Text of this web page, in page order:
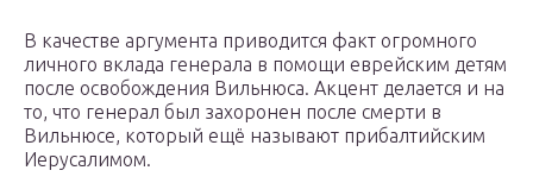
В качестве аргумента приводится факт огромного
личного вклада генерала в помощи еврейским детям
после освобождения Вильнюса. Акцент делается и на
то, что генерал был захоронен после смерти в
Вильнюсе, который ещё называют прибалтийским
Иерусалимом.